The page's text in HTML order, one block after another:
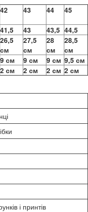
42 43 44 45
41,5 43 43,5 44,5
26,5
см
27,5
см
28
см
28,5
см
9 см 9 см 9 см 9,5 см
2 см 2 см 2 см 2 см
і принтів